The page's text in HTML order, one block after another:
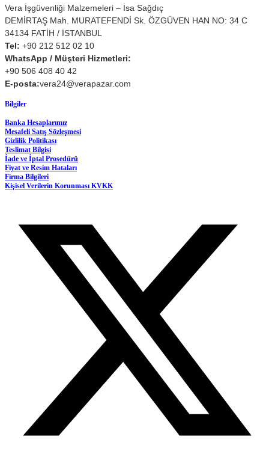
Vera İşgüvenliği Malzemeleri – İsa Sağdıç
DEMİRTAŞ Mah. MURATEFENDİ Sk. ÖZGÜVEN HAN NO: 34 C
34134 FATİH / İSTANBUL
Tel: +90 212 512 02 10
WhatsApp / Müşteri Hizmetleri:
+90 506 408 40 42
E-posta:vera24@verapazar.com
Bilgiler
Banka Hesaplarımız
Mesafeli Satış Sözleşmesi
Gizlilik Politikası
Teslimat Bilgisi
İade ve İptal Prosedürü
Fiyat ve Resim Hataları
Firma Bilgileri
Kişisel Verilerin Korunması KVKK